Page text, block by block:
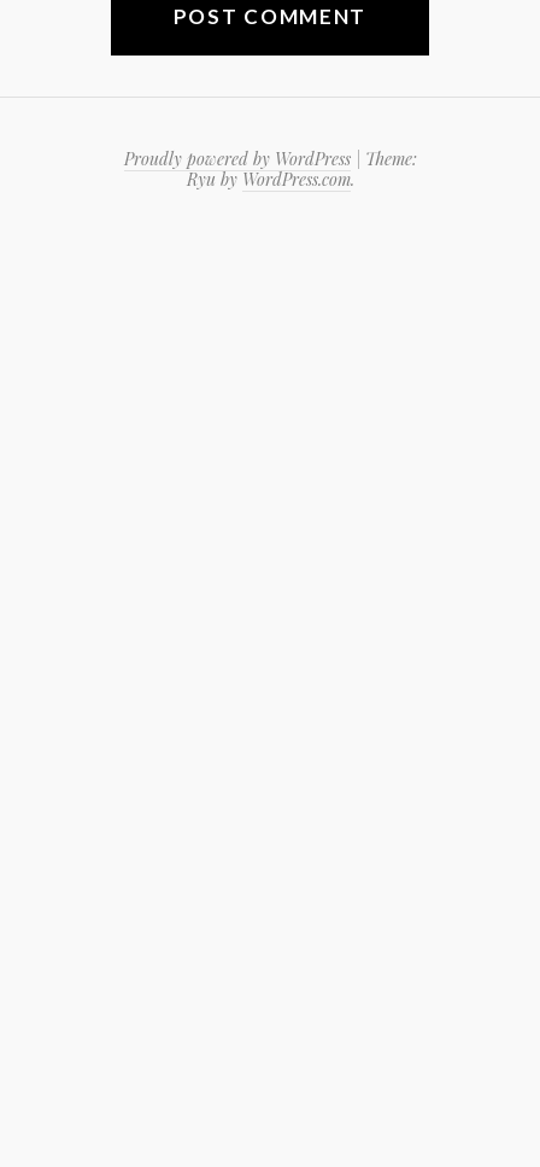
Proudly powered by WordPress
Theme:
Ryu byWordPress.com.